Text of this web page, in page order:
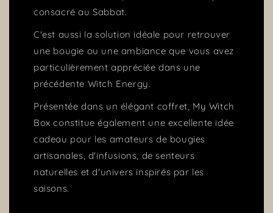
consacré au Sabbat.
C'est aussi la solution idéale pour retrouver
une bougie ou une ambiance que vous avez
particulièrement appréciée dans une
précédente Witch Energy.
Présentée dans un élégant coffret, My Witch
Box constitue également une excellente idée
cadeau pour les amateurs de bougies
artisanales, d'infusions, de senteurs
naturelles et d'univers inspirés par les
saisons.